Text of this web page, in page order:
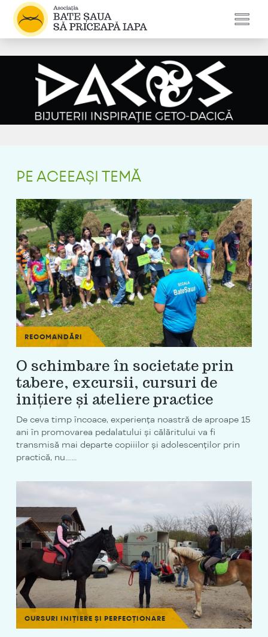
PE ACEEAȘI TEMĂ
RECOMANDĂRI
O schimbare în societate prin
tabere, excursii, cursuri de
inițiere și ateliere practice
De ceva timp încoace, experiența noastră de aproape 15
ani în promovarea pedalatului și călăritului va fi
transmisă mai departe copiiilor și adolescenților prin
practică, nu…...
CURSURI INIȚIERE ȘI PERFECȚIONARE